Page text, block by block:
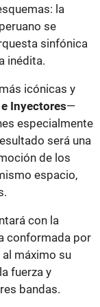
la
se
sinfónica
inédita.
icónicas y
Inyectores—
especialmente
será una
de los
espacio,
con la
conformada por
máximo su
fuerza y
bandas.